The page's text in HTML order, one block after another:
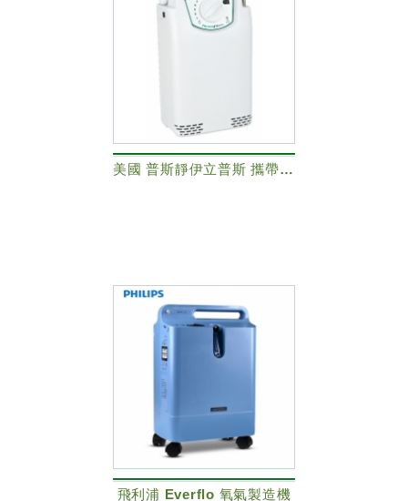
美國 普斯靜伊立普斯 攜帶式氧氣製造機+專用攜帶式電池2顆
飛利浦 Everflo 氧氣製造機